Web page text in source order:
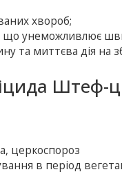
хвороб;
що унеможливлює
та миттєва дія на
Штеф-
церкоспороз
в період